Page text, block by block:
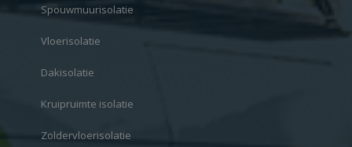
Spouwmuurisolatie
Vloerisolatie
Dakisolatie
Kruipruimte isolatie
Zoldervloerisolatie